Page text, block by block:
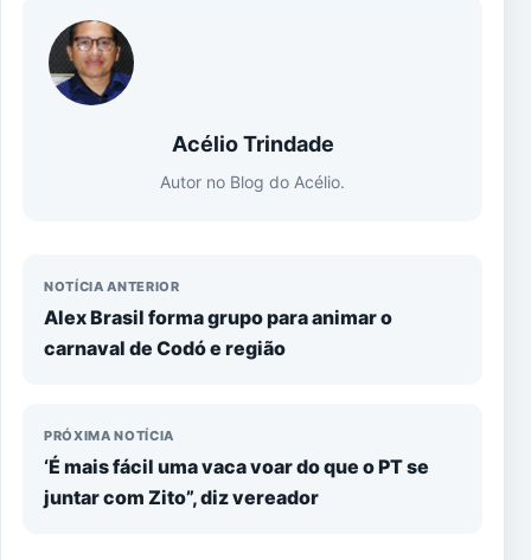
Acélio Trindade
Autor no Blog do Acélio.
NOTÍCIA ANTERIOR
Alex Brasil forma grupo para animar o
carnaval de Codó e região
PRÓXIMA NOTÍCIA
‘É mais fácil uma vaca voar do que o PT se
juntar com Zito”, diz vereador